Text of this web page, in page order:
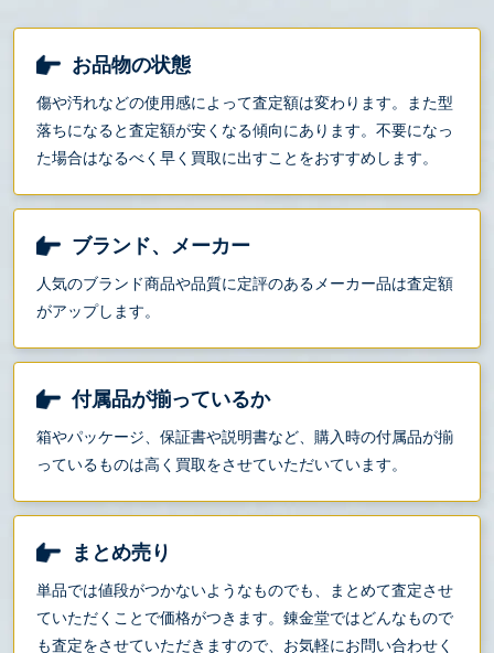
お品物の状態
傷や汚れなどの使用感によって査定額は変わります。また型
落ちになると査定額が安くなる傾向にあります。不要になっ
た場合はなるべく早く買取に出すことをおすすめします。
ブランド、メーカー
人気のブランド商品や品質に定評のあるメーカー品は査定額
がアップします。
付属品が揃っているか
箱やパッケージ、保証書や説明書など、購入時の付属品が揃
っているものは高く買取をさせていただいています。
まとめ売り
単品では値段がつかないようなものでも、まとめて査定させ
ていただくことで価格がつきます。錬金堂ではどんなもので
も査定をさせていただきますので、お気軽にお問い合わせく